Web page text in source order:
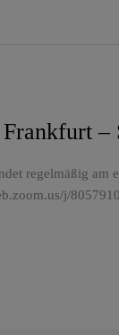
–
regelmäßig am
j/